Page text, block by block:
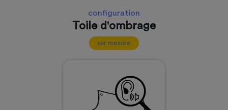
configuration
Toile d'ombrage
sur mesure